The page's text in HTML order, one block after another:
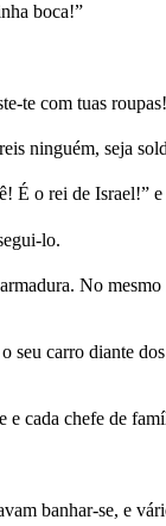
boca!”
te com tuas
ninguém, seja
É o rei de Israel!”
lo.
No
carro diante
cada chefe de
banhar-se, e